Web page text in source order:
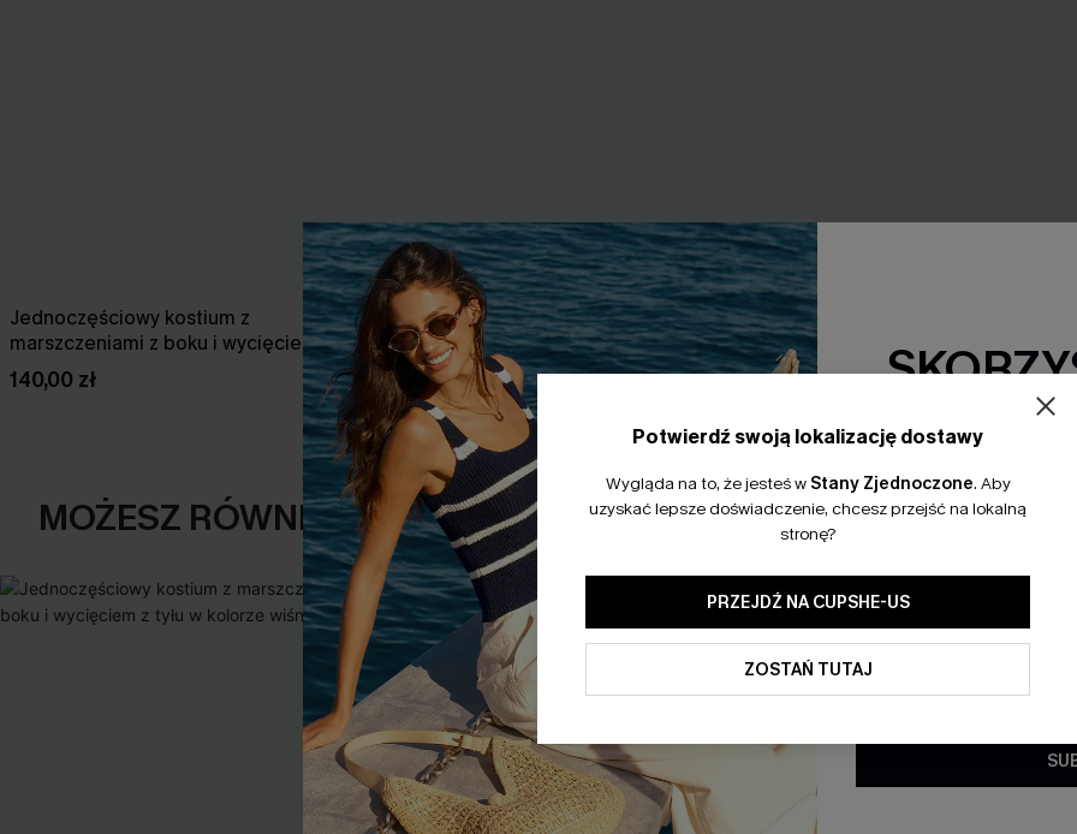
Jednoczęściowy kostium z
marszczeniami z boku i wycięciem z tyłu
w kolorze wiśniowym
140,00 zł
Zestaw midkini ze skrzyżowanymi plecami
i wysokim stanem
150,00 zł 140,00 zł
MOŻESZ RÓWNIEŻ POLUBIĆ
Potwierdź swoją lokalizację dostawy
Wygląda na to, że jesteś w Stany Zjednoczone. Aby
uzyskać lepsze doświadczenie, chcesz przejść na lokalną
stronę?
PRZEJDŹ NA CUPSHE-US
ZOSTAŃ TUTAJ
15% Zniżki
*Jeden kod na
Klikając ten przycisk,
ofert promocyjnych i
elektronicznej. Akceptujesz
.